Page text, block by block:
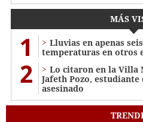
MÁS
1
Lluvias en apenas
temperaturas en otros
2
Lo citaron en la Villa
Jafeth Pozo,
asesinado